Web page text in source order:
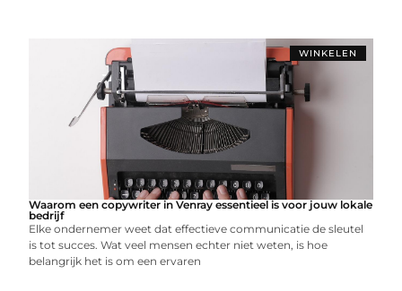
WINKELEN
Waarom een copywriter in Venray essentieel is voor jouw lokale
bedrijf
Elke ondernemer weet dat effectieve communicatie de sleutel
is tot succes. Wat veel mensen echter niet weten, is hoe
belangrijk het is om een ervaren